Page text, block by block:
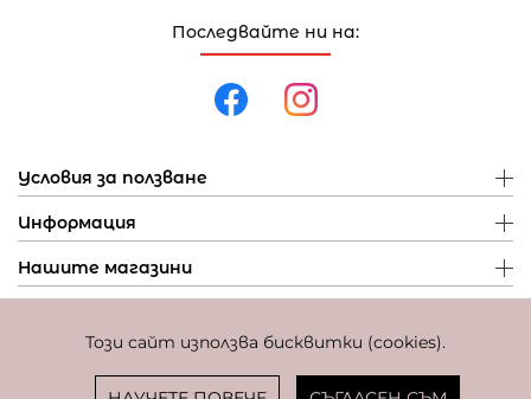
Този сайт използва бисквитки (cookies).
Последвайте ни на:
Условия за ползване
Информация
Нашите магазини
Фиксиран курс за превалутиране: 1 EUR = 1,95583 BGN